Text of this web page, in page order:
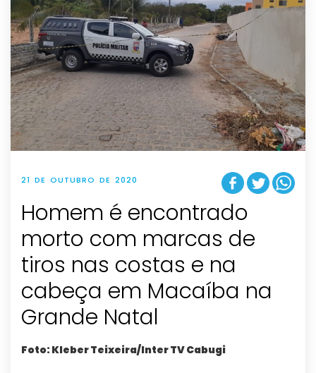
21 DE OUTUBRO DE 2020
Homem é encontrado
morto com marcas de
tiros nas costas e na
cabeça em Macaíba na
Grande Natal
Foto: Kleber Teixeira/Inter TV Cabugi